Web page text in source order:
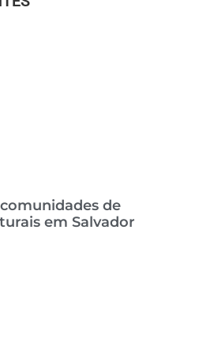
de
em Salvador